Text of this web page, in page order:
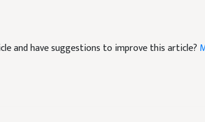
and have suggestions to improve this article?